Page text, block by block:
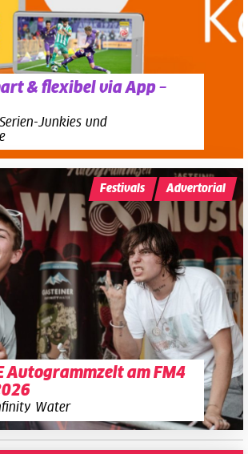
& flexibel via App –
Junkies und
Autogrammzelt am FM4
Water
Festivals Advertorial